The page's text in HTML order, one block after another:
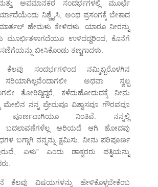
ಅಪಮಾನಕರ ಸಂದರ್ಭಗಳಲ್ಲಿ ಮೂರ್ಛೆ
ನಿಶ್ಚೈಸಿ, ಅಂಥ ಪ್ರಸಂಗಕ್ಕೆ ಬೇಕಾದ
ಹೇಮಳು ಕೇಳಿದಳು. ಯಾರೂ ನೀರನ್ನು
ಮೂರ್ಛಿತಳಾಗದೆಯೂ ಉಳಿದದ್ದರಿಂದ, ಕೊನೆಗೆ
ಬೀಸಿಕೊಂಡು ತಣ್ಣಗಾದಳು.
ಸಂದರ್ಭಗಳಿಂದ ನಮ್ಮಿಬ್ಬರೊಳಗಿನ
ಅಥವಾ ಸ್ವಲ್ಪ
ತೋರಿದ್ದಿದ್ದರೆ, ಕಳೆದುಹೋದುದಕ್ಕೆ ನೀನು
ಮೇಲಿನ ನನ್ನ ಪ್ರೇಮವೂ ವಿಶ್ವಾಸವೂ ಗೌರವವೂ
ಪೂರ್ಣವಾಗಿಯೂ ನಿಂತಿವೆ. ನನ್ನಲ್ಲಿ
ಬದಲಾವಣೆಗಳೆಲ್ಲ ಅರಿಯದೆ ಆಗಿ ಹೋದವು
ಬಗ್ಗಾಗಿ ನನ್ನನ್ನು ಕ್ಷಮಿಸು. ನೀನು ಪರಿಪೂರ್ಣ
ಏಳು” ಎಂದು ಡಾಕ್ಟರರು ಪತ್ನಿಯನ್ನು
ಕೆಲವು ವಿಷಯಗಳನ್ನು ಹೇಳಿಕೊಳ್ಳಬೇಕೆಂಬ